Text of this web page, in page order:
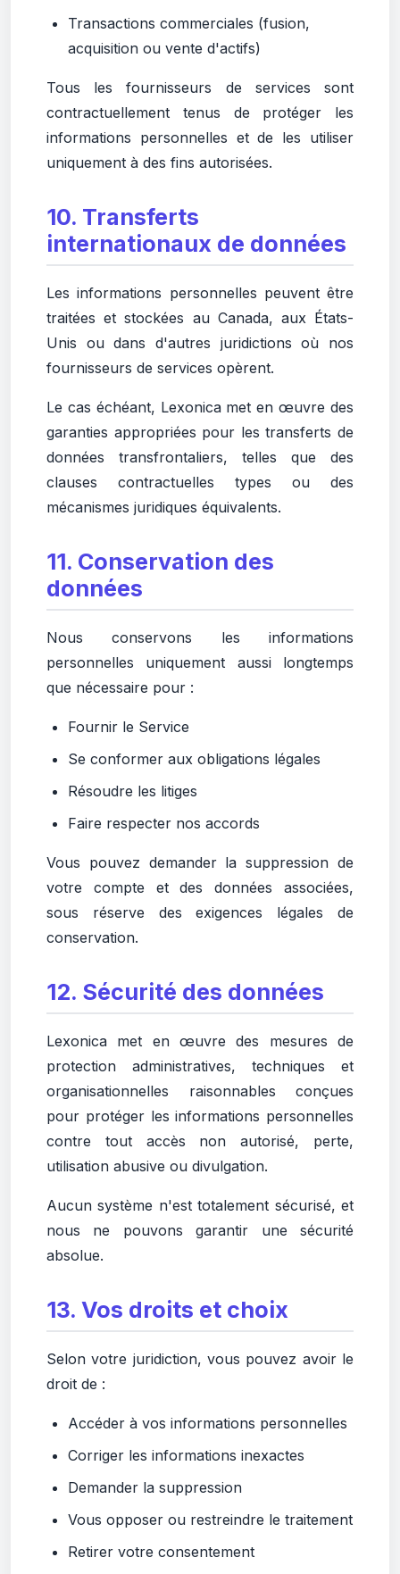
Transactions commerciales (fusion,
acquisition ou vente d'actifs)
Tous les fournisseurs de services sont
contractuellement tenus de protéger les
informations personnelles et de les utiliser
uniquement à des fins autorisées.
10. Transferts
internationaux de données
Les informations personnelles peuvent être
traitées et stockées au Canada, aux États-
Unis ou dans d'autres juridictions où nos
fournisseurs de services opèrent.
Le cas échéant, Lexonica met en œuvre des
garanties appropriées pour les transferts de
données transfrontaliers, telles que des
clauses contractuelles types ou des
mécanismes juridiques équivalents.
11. Conservation des
données
Nous conservons les informations
personnelles uniquement aussi longtemps
que nécessaire pour :
Fournir le Service
Se conformer aux obligations légales
Résoudre les litiges
Faire respecter nos accords
Vous pouvez demander la suppression de
votre compte et des données associées,
sous réserve des exigences légales de
conservation.
12. Sécurité des données
Lexonica met en œuvre des mesures de
protection administratives, techniques et
organisationnelles raisonnables conçues
pour protéger les informations personnelles
contre tout accès non autorisé, perte,
utilisation abusive ou divulgation.
Aucun système n'est totalement sécurisé, et
nous ne pouvons garantir une sécurité
absolue.
13. Vos droits et choix
Selon votre juridiction, vous pouvez avoir le
droit de :
Accéder à vos informations personnelles
Corriger les informations inexactes
Demander la suppression
Vous opposer ou restreindre le traitement
Retirer votre consentement